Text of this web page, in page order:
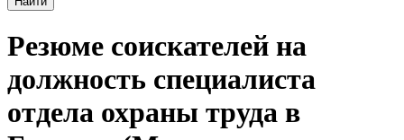
Резюме соискателей на
должность специалиста
отдела охраны труда в